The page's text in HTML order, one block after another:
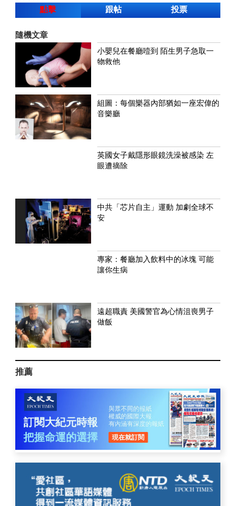
點擊
跟帖 投票
隨機文章
小嬰兒在餐廳噎到 陌生男子急取一
物救他
組圖：每個樂器內部猶如一座宏偉的
音樂廳
英國女子戴隱形眼鏡洗澡被感染 左
眼遭摘除
中共「芯片自主」運動 加劇全球不
安
專家：餐廳加入飲料中的冰塊 可能
讓你生病
遠超職責 美國警官為心情沮喪男子
做飯
推薦